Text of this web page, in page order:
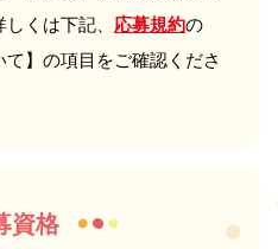
くは下記、 応募規約の
て】の項目をご確認くださ
資格